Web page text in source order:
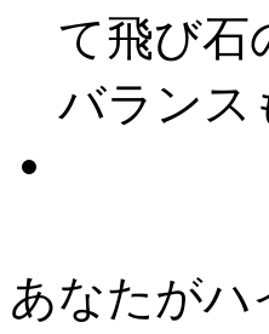
て飛び石
バランス
あなたがハ